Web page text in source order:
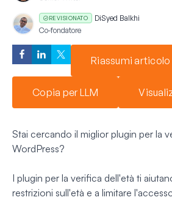
REVISIONATO DiSyed Balkhi
Co-fondatore
Riassumi articolo
Copia per LLM
Stai cercando il miglior plugin per la
WordPress?
I plugin per la verifica dell'età ti
restrizioni sull'età e a limitare